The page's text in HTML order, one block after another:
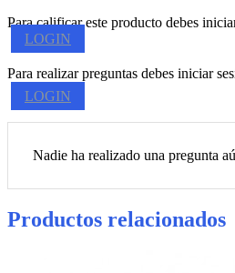
Para calificar este producto debes
LOGIN
Para realizar preguntas debes iniciar
LOGIN
Nadie ha realizado una pregunta
Productos relacionados